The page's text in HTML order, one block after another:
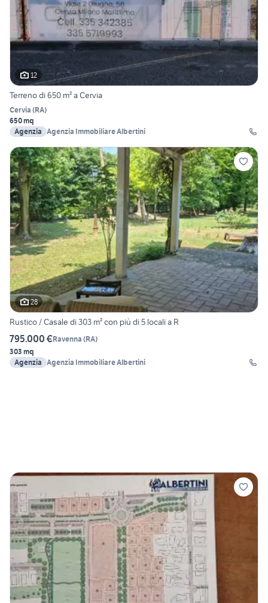
12
Terreno di 650 m² a Cervia
Cervia (RA)
650 mq
Agenzia Agenzia Immobiliare Albertini
28
Rustico / Casale di 303 m² con più di 5 locali a R
795.000 €Ravenna (RA)
303 mq
Agenzia Agenzia Immobiliare Albertini